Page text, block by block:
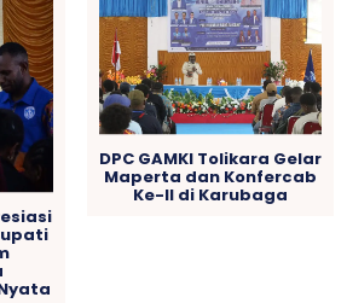
DPC GAMKI Tolikara Gelar
Maperta dan Konfercab
Ke-II di Karubaga